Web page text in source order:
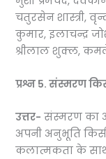
चतुरसेन शास्त्री,
कुमार, इलाचन्द्र
श्रीलाल शुक्ल,
प्रश्न 5.संस्मरण
उत्तर- संस्मरण का
अपनी अनुभूति
कलात्मकता के साथ